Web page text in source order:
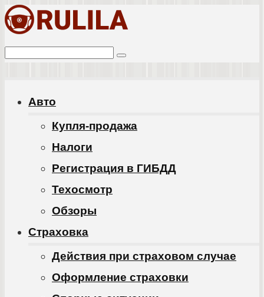
Перейти
контенту
Поиск:
Авто
Купля-продажа
Налоги
Регистрация в ГИБДД
Техосмотр
Обзоры
Cтраховка
Действия при страховом случае
Оформление страховки